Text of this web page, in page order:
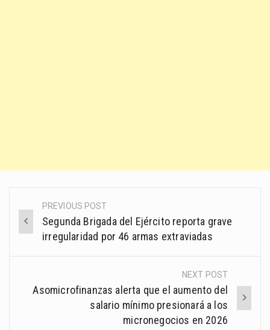
Post
navigation
PREVIOUS POST
Segunda Brigada del Ejército reporta grave
irregularidad por 46 armas extraviadas
NEXT POST
Asomicrofinanzas alerta que el aumento del
salario mínimo presionará a los
micronegocios en 2026